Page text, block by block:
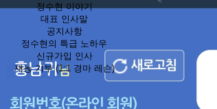
정수현 이야기
대표 인사말
공지사항
정수현의 특급 노하우
신규가입 인사
재능 기부 (1:1 경마 레슨)